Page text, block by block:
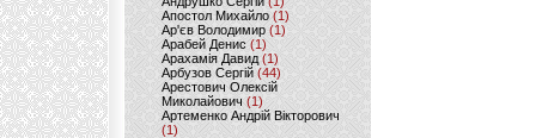
Апостол Михайло(1)
Ар'єв Володимир (1)
Арабей Денис(1)
Арахамія Давид (1)
Арбузов Сергій (44)
Арестович Олексій
Миколайович(1)
Артеменко Андрій Вікторович
(1)